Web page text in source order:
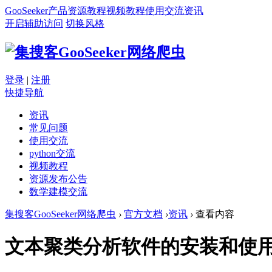
GooSeeker产品资源教程视频教程使用交流资讯
开启辅助访问 切换风格
登录 | 注册
快捷导航
资讯
常见问题
使用交流
python交流
视频教程
资源发布公告
数学建模交流
集搜客GooSeeker网络爬虫 › 官方文档 ›资讯 › 查看内容
文本聚类分析软件的安装和使